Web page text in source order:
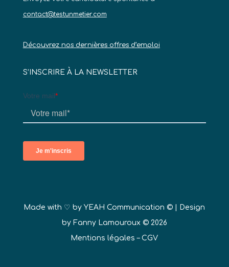
contact@testunmetier.com
Découvrez nos dernières offres d’emploi
S’INSCRIRE À LA NEWSLETTER
Made with ♡ byYEAH Communication © | Design
by Fanny Lamouroux © 2026
Mentions légales –CGV